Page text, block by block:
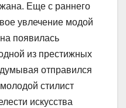
Еще с раннего
увлечение модой
появилась
из престижных
отправился
стилист
искусства